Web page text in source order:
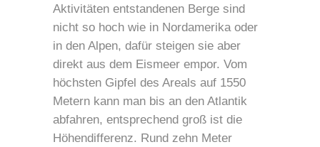
Aktivitäten entstandenen Berge sind
nicht so hoch wie in Nordamerika oder
in den Alpen, dafür steigen sie aber
direkt aus dem Eismeer empor. Vom
höchsten Gipfel des Areals auf 1550
Metern kann man bis an den Atlantik
abfahren, entsprechend groß ist die
Höhendifferenz. Rund zehn Meter